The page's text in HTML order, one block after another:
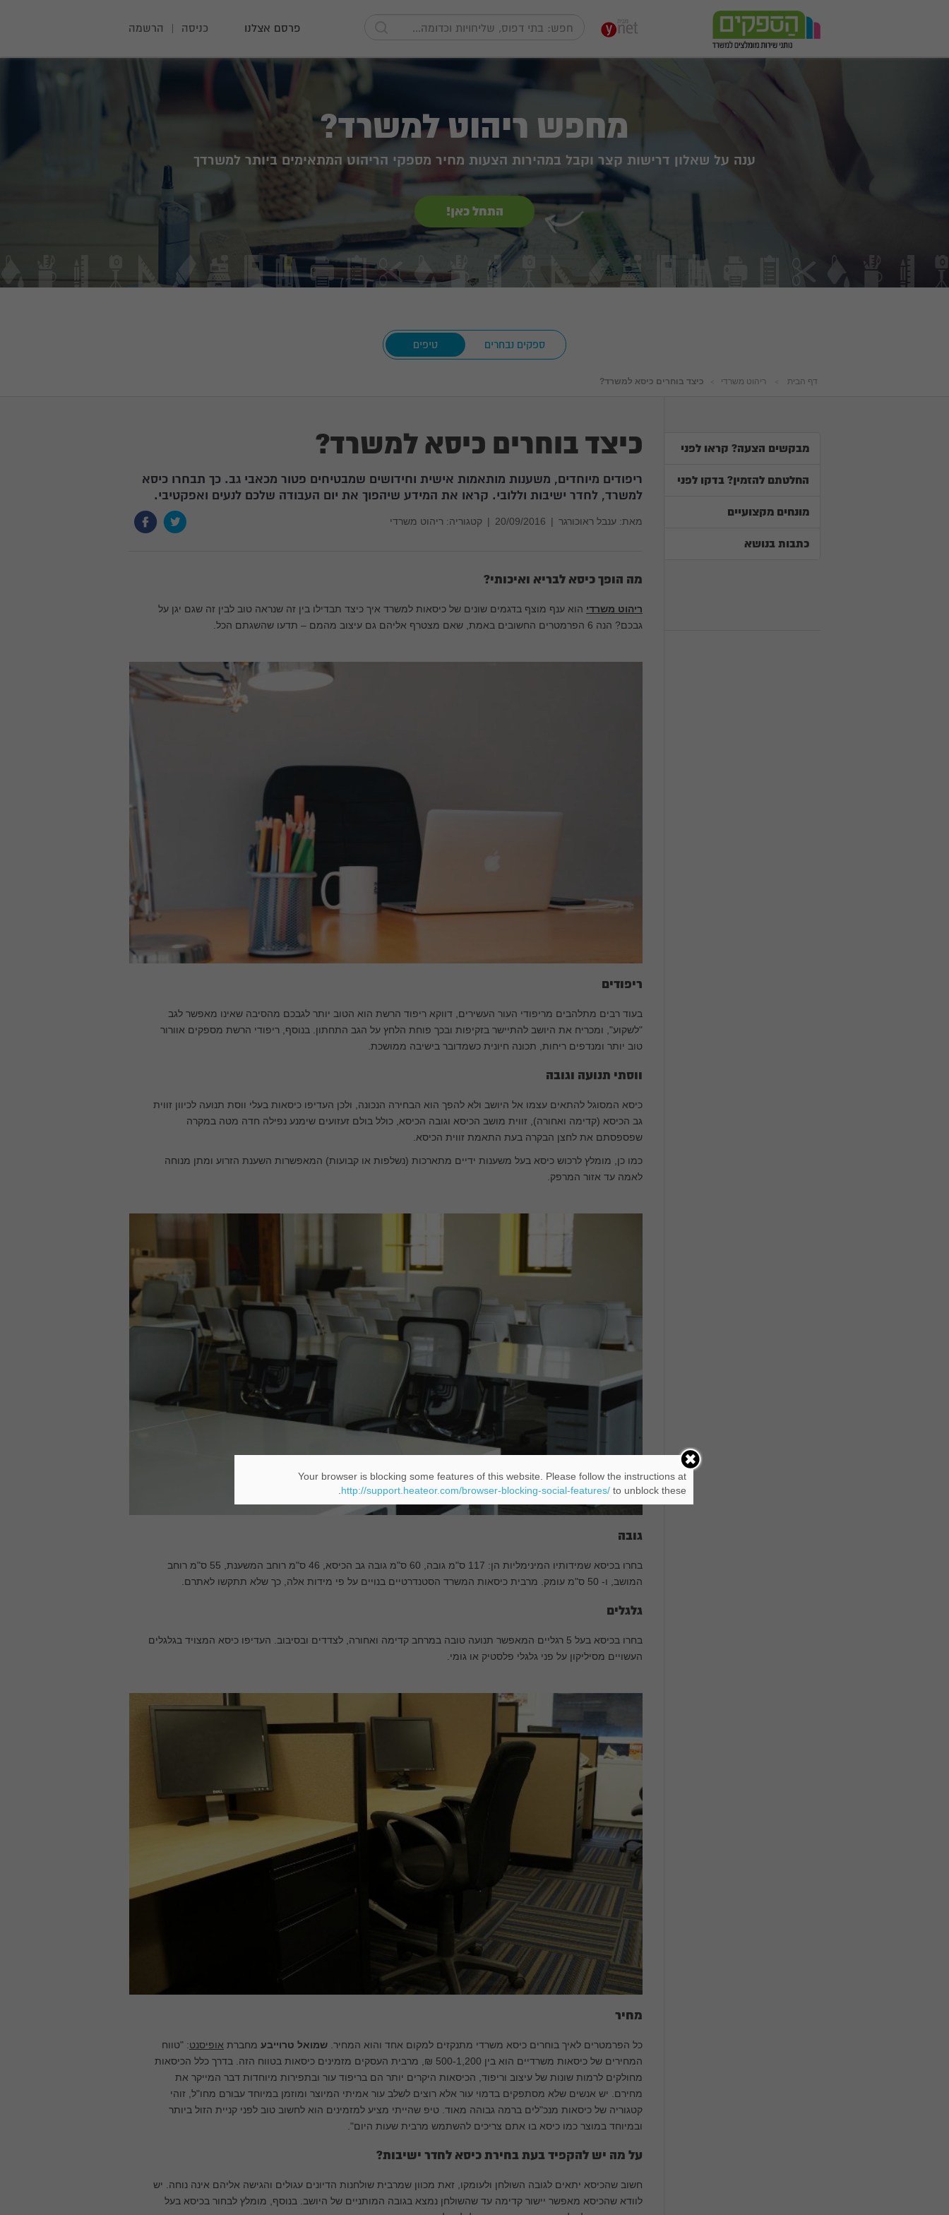
הרשמה | כניסה פרסם אצלנו
מחפש ריהוט למשרד?
ענה על שאלון דרישות קצר וקבל במהירות הצעות מחיר מספקי הריהוט המתאימים ביותר למשרדך
התחל כאן!
ספקים נבחרים טיפים
דף הבית ריהוט משרדי כיצד בוחרים כיסא למשרד?
מבקשים הצעה? קראו לפני
החלטתם להזמין? בדקו לפני
מונחים מקצועיים
כתבות בנושא
כיצד בוחרים כיסא למשרד?
ריפודים מיוחדים, משענות מותאמות אישית וחידושים שמבטיחים פטור מכאבי גב. כך תבחרו כיסא
למשרד, לחדר ישיבות וללובי. קראו את המידע שיהפוך את יום העבודה שלכם לנעים ואפקטיבי.
מאת: ענבל ראוכורגר |
20/09/2016
| קטגוריה: ריהוט משרדי
מה הופך כיסא לבריא ואיכותי?
ריהוט משרדי הוא ענף מוצף בדגמים שונים של כיסאות למשרד איך כיצד תבדילו בין זה שנראה טוב לבין זה שגם יגן על
גבכם? הנה 6 הפרמטרים החשובים באמת, שאם מצטרף אליהם גם עיצוב מהמם – תדעו שהשגתם הכל.
ריפודים
בעוד רבים מתלהבים מריפודי העור העשירים, דווקא ריפוד הרשת הוא הטוב יותר לגבכם מהסיבה שאינו מאפשר לגב
"לשקוע", ומכריח את היושב להתיישר בזקיפות ובכך פוחת הלחץ על הגב התחתון. בנוסף, ריפודי הרשת מספקים אוורור
טוב יותר ומנדפים ריחות, תכונה חיונית כשמדובר בישיבה ממושכת.
ווסתי תנועה וגובה
כיסא המסוגל להתאים עצמו אל היושב ולא להפך הוא הבחירה הנכונה, ולכן העדיפו כיסאות בעלי ווסת תנועה לכיוון זווית
גב הכיסא (קדימה ואחורה), זווית מושב הכיסא וגובה הכיסא, כולל בולם זעזועים שימנע נפילה חדה מטה במקרה
שפספסתם את לחצן הבקרה בעת התאמת זווית הכיסא.
כמו כן, מומלץ לרכוש כיסא בעל משענות ידיים מתארכות (נשלפות או קבועות) המאפשרות השענת הזרוע ומתן מנוחה
לאמה עד אזור המרפק.
גובה
בחרו בכיסא שמידותיו המינימליות הן: 117 ס"מ גובה, 60 ס"מ גובה גב הכיסא, 46 ס"מ רוחב המשענת, 55 ס"מ רוחב
המושב, ו- 50 ס"מ עומק. מרבית כיסאות המשרד הסטנדרטיים בנויים על פי מידות אלה, כך שלא תתקשו לאתרם.
גלגלים
בחרו בכיסא בעל 5 רגליים המאפשר תנועה טובה במרחב קדימה ואחורה, לצדדים ובסיבוב. העדיפו כיסא המצויד בגלגלים
העשויים מסיליקון על פני גלגלי פלסטיק או גומי.
מחיר
כל הפרמטרים לאיך בוחרים כיסא משרדי מתנקזים למקום אחד והוא המחיר. שמואל טרוייבע מחברת אופיסנט: "טווח
המחירים של כיסאות משרדיים הוא בין 500-1,200 ₪, מרבית העסקים מזמינים כיסאות בטווח הזה. בדרך כלל הכיסאות
מחולקים לרמות שונות של עיצוב וריפוד, הכיסאות היקרים יותר הם בריפוד עור ובתפירות מיוחדות דבר המייקר את
מחירם. יש אנשים שלא מסתפקים בדמוי עור אלא רוצים לשלב עור אמיתי המיוצר ומוזמן במיוחד עבורם מחו"ל, זוהי
קטגוריה של כיסאות מנכ"לים ברמה גבוהה מאוד. טיפ שהייתי מציע למזמינים הוא לחשוב טוב לפני קניית הזול ביותר
ובמיוחד במוצר כמו כיסא בו אתם צריכים להשתמש מרבית שעות היום".
על מה יש להקפיד בעת בחירת כיסא לחדר ישיבות?
חשוב שהכיסא יתאים לגובה השולחן ולעומקו, זאת מכוון שמרבית שולחנות הדיונים עגולים והגישה אליהם אינה נוחה. יש
לוודא שהכיסא מאפשר יישור קדימה עד שהשולחן נמצא בגובה המותניים של היושב. בנוסף, מומלץ לבחור בכיסא בעל
Your browser is blocking some features of this website. Please follow the instructions at
http://support.heateor.com/browser-blocking-social-features/to unblock these.